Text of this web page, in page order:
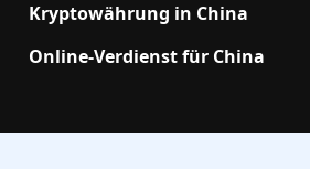
Kryptowährung in China
Online-Verdienst für China